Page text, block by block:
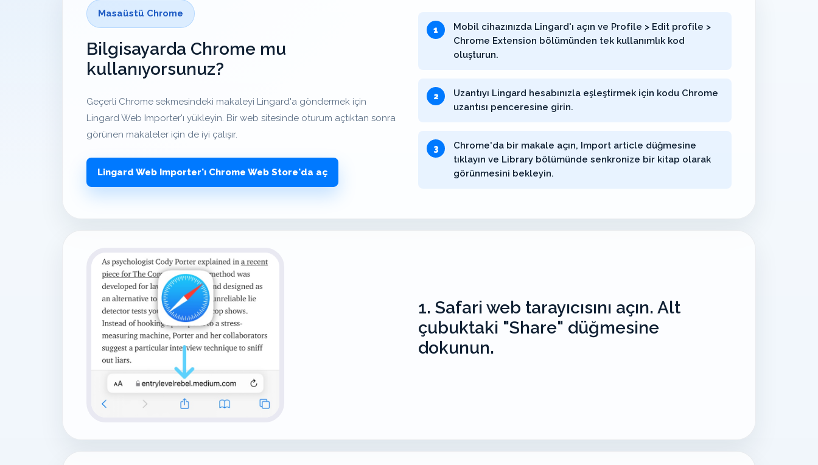
Masaüstü Chrome
Bilgisayarda Chrome mu
kullanıyorsunuz?
Geçerli Chrome sekmesindeki makaleyi Lingard'a göndermek için
Lingard Web Importer'ı yükleyin. Bir web sitesinde oturum açtıktan sonra
görünen makaleler için de iyi çalışır.
Lingard Web Importer'ı Chrome Web Store'da aç
Mobil cihazınızda Lingard'ı açın ve Profile > Edit profile >
Chrome Extension bölümünden tek kullanımlık kod
oluşturun.
Uzantıyı Lingard hesabınızla eşleştirmek için kodu Chrome
uzantısı penceresine girin.
Chrome'da bir makale açın, Import article düğmesine
tıklayın ve Library bölümünde senkronize bir kitap olarak
görünmesini bekleyin.
1. Safari web tarayıcısını açın. Alt
çubuktaki "Share" düğmesine
dokunun.